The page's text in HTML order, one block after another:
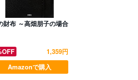
財布 ～高畑朋子の場合
1,359円
Amazonで購入